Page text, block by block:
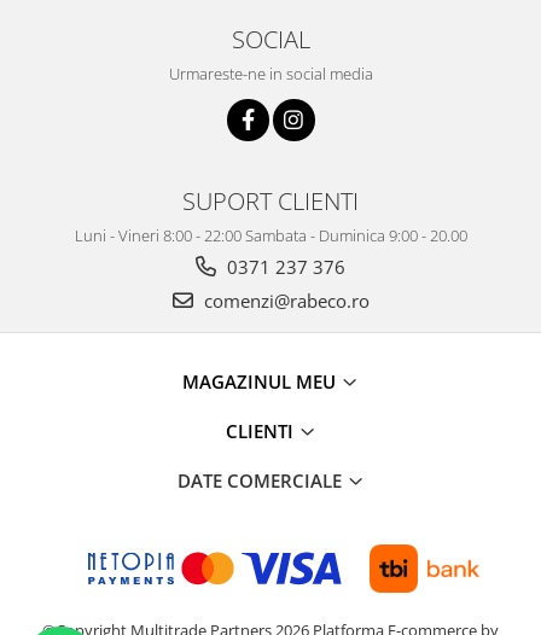
SOCIAL
Urmareste-ne in social media
SUPORT CLIENTI
Luni - Vineri 8:00 - 22:00 Sambata - Duminica 9:00 - 20.00
0371 237 376
comenzi@rabeco.ro
MAGAZINUL MEU
CLIENTI
DATE COMERCIALE
©Copyright Multitrade Partners 2026 Platforma E-commerce by